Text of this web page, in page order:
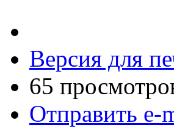
Версия для
65
Отправить e-